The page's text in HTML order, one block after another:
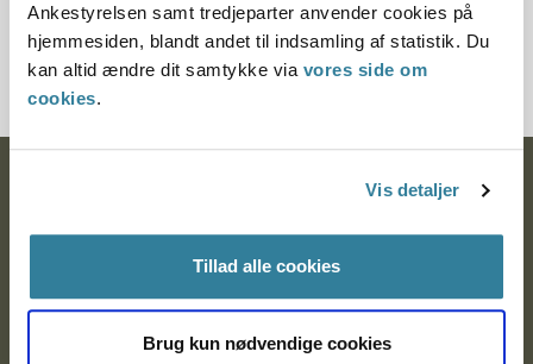
Ankestyrelsen samt tredjeparter anvender cookies på
hjemmesiden, blandt andet til indsamling af statistik. Du
kan altid ændre dit samtykke via vores side om
cookies.
Vis detaljer
Tillad alle cookies
Brug kun nødvendige cookies
7100026-03
Postadresse:
9000 Aalborg